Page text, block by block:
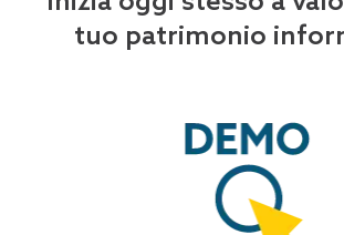
tuo patrimonio